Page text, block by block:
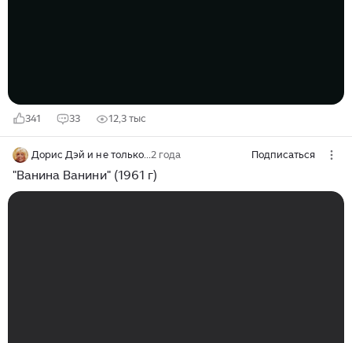
341 33 12,3 тыс
Дорис Дэй и не только...2 года Подписаться
"Ванина Ванини" (1961 г)